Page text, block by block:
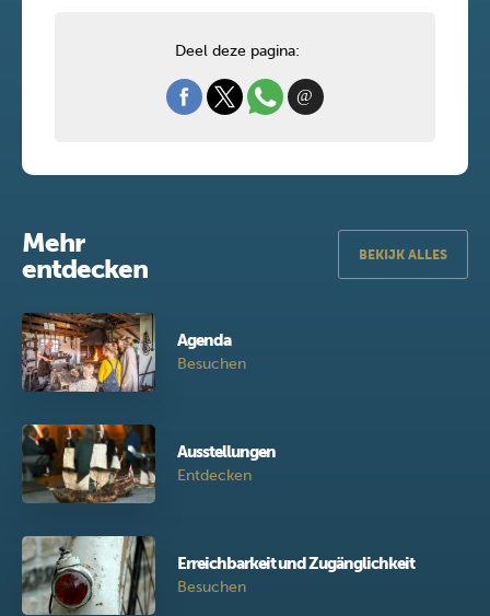
Deel deze pagina:
Mehr
entdecken
BEKIJK ALLES
Agenda
Besuchen
Ausstellungen
Entdecken
Erreichbarkeit und Zugänglichkeit
Besuchen